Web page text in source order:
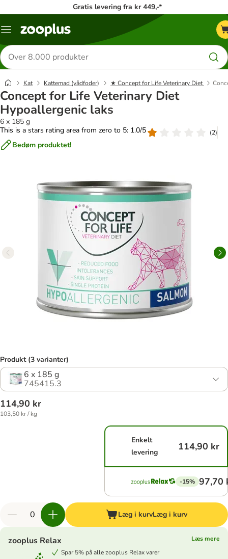
Gratis levering fra kr 449,-*
Menu
Søg
efter
produkter
Kat Kattemad (vådfoder) ★ Concept for Life Veterinary Diet
Concept for Life Veterinary Diet
Hypoallergenic laks
6 x 185 g
This is a stars rating area from zero to 5: 1.0/5
(2)
Bedøm produktet!
Produkt (3 varianter)
6 x 185 g
745415.3
114,90 kr
103,50 kr / kg
Enkelt
levering
114,90 kr
-15% 97,70
Læg i kurvLæg i kurv
zooplus Relax
Læs mere
Spar 5% på alle zooplus Relax varer